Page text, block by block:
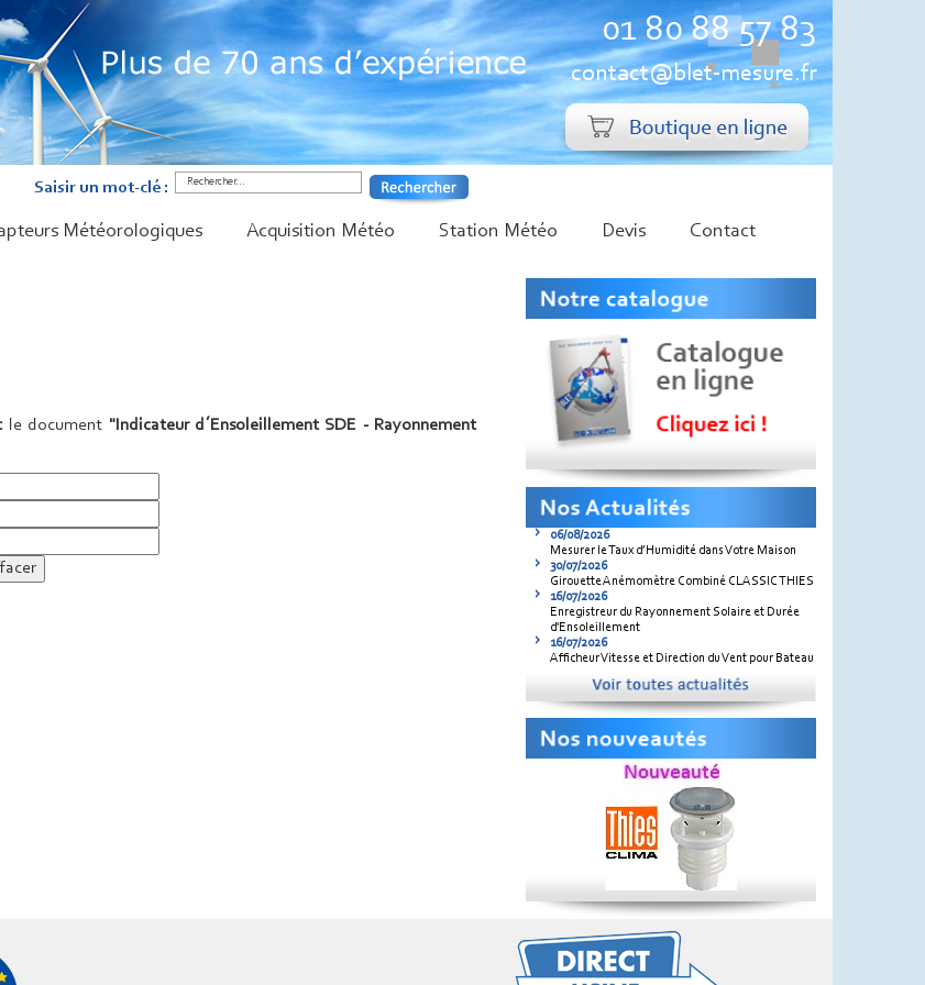
01 80 88 57 83
contact@blet-mesure.fr
Saisir un mot-clé :
Météorologiques Acquisition Météo Station Météo Devis Contact
le document "Indicateur d´Ensoleillement SDE - Rayonnement
06/08/2026
Mesurer le Taux d’Humidité dans Votre Maison
30/07/2026
Girouette Anémomètre Combiné CLASSIC THIES
16/07/2026
Enregistreur du Rayonnement Solaire et Durée
d'Ensoleillement
16/07/2026
Afficheur Vitesse et Direction du Vent pour Bateau